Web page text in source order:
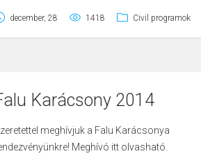
december, 28 1418 Civil programok
Karácsony 2014
meghívjuk a Falu Karácsonya
Meghívó itt olvasható.